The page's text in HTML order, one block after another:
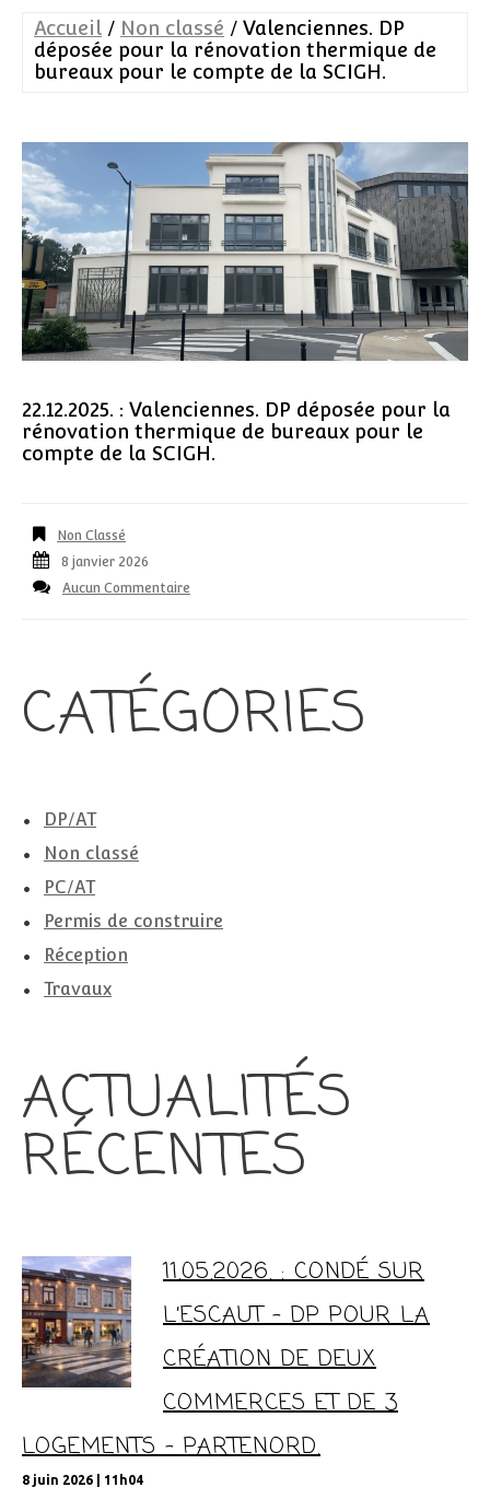
Accueil Non classé
Valenciennes. DP
déposée pour la rénovation thermique de
bureaux pour le compte de la SCIGH.
22.12.2025. : Valenciennes. DP déposée pour la
rénovation thermique de bureaux pour le
compte de la SCIGH.
Non Classé
8 janvier 2026
Aucun Commentaire
CATÉGORIES
DP/AT
Non classé
PC/AT
Permis de construire
Réception
Travaux
ACTUALITÉS
RÉCENTES
11.05.2026. : CONDÉ SUR
L’ESCAUT – DP POUR LA
CRÉATION DE DEUX
COMMERCES ET DE 3
LOGEMENTS – PARTENORD.
8 juin 2026 | 11h04